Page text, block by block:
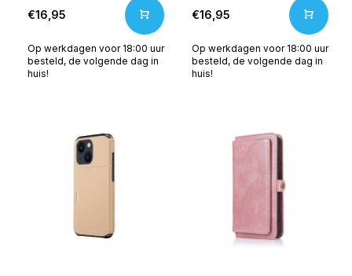
€16,95
Op werkdagen voor 18:00 uur
besteld, de volgende dag in
huis!
€16,95
Op werkdagen voor 18:00 uur
besteld, de volgende dag in
huis!